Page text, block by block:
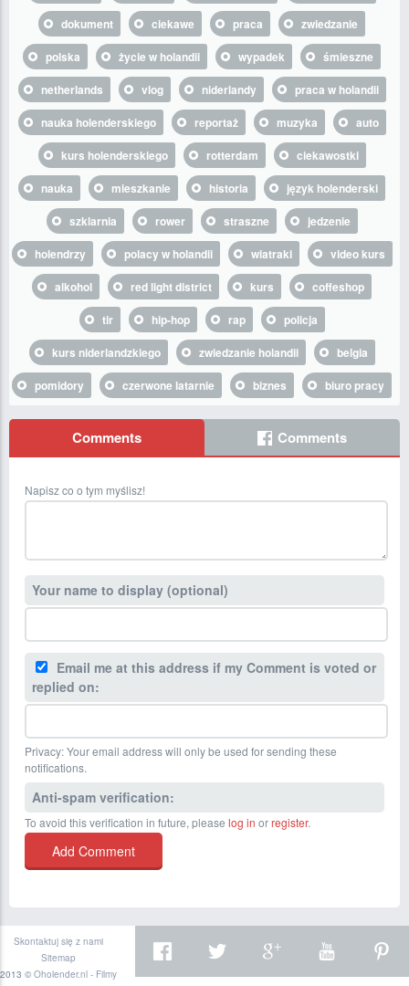
dokument
ciekawe praca
zwiedzanie
polska
życie w holandii wypadek
śmieszne
netherlands
vlog niderlandy
praca w holandii
nauka holenderskiego
reportaż muzyka
auto
kurs holenderskiego
rotterdam
ciekawostki
nauka
mieszkanie historia
język holenderski
szklarnia
rower straszne
jedzenie
holendrzy
polacy w holandii wiatraki
video kurs
alkohol
red light district kurs
coffeshop
tir
hip-hop rap
policja
kurs niderlandzkiego
zwiedzanie holandii
belgia
pomidory
czerwone latarnie biznes biuro pracy
Comments Comments
Napisz co o tym myślisz!
Your name to display (optional)
Email me at this address if my Comment is voted or
replied on:
Privacy: Your email address will only be used for sending these
notifications.
Anti-spam verification:
To avoid this verification in future, please log in orregister.
Skontaktuj się z nami
Sitemap
2013 © Oholender.nl - Filmy